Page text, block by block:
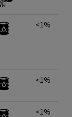
<1%
<1%
<1%